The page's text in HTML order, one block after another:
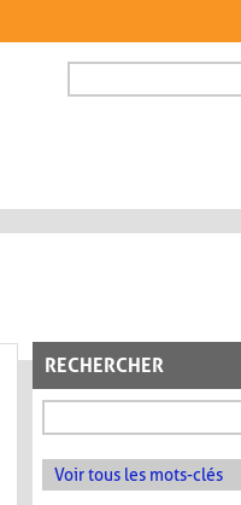
FORMULAIRE DE
RECHERCHER
Voir tous les mots-clés